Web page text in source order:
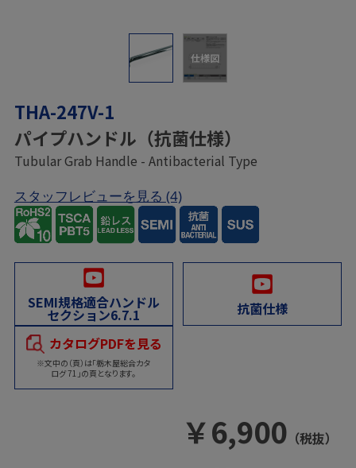
仕様図
THA-247V-1
パイプハンドル（抗菌仕様）
Tubular Grab Handle - Antibacterial Type
スタッフレビューを見る (4)
SEMI規格適合ハンドル
セクション6.7.1
抗菌仕様
カタログPDFを見る
※文中の（頁）は「栃木屋総合カタ
ログ 71」の頁となります。
￥6,900 （税抜）